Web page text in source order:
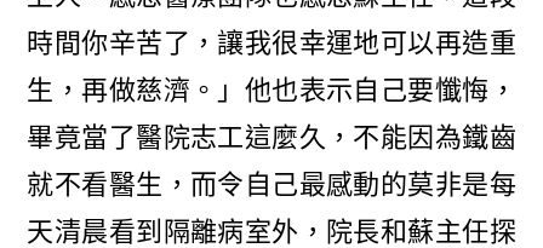
時間你辛苦了，讓我很幸運地可以再造重
生，再做慈濟。」他也表示自己要懺悔，
畢竟當了醫院志工這麼久，不能因為鐵齒
就不看醫生，而令自己最感動的莫非是每
天清晨看到隔離病室外，院長和蘇主任探